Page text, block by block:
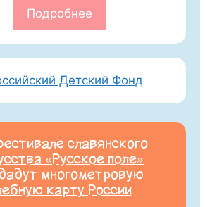
Подробнее
славянского
«Русское поле»
многометровую
карту России